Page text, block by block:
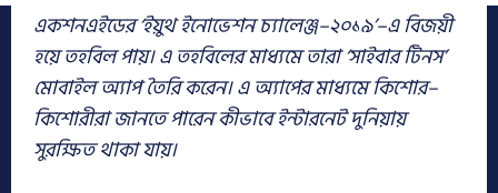
একশনএইডের ‘ইয়ুথ ইনোভেশন চ্যালেঞ্জ–২০১৯’–এ বিজয়ী
হয়ে তহবিল পায়। এ তহবিলের মাধ্যমে তারা ‘সাইবার টিনস’
মোবাইল অ্যাপ তৈরি করেন। এ অ্যাপের মাধ্যমে কিশোর–
কিশোরীরা জানতে পারেন কীভাবে ইন্টারনেট দুনিয়ায়
সুরক্ষিত থাকা যায়।